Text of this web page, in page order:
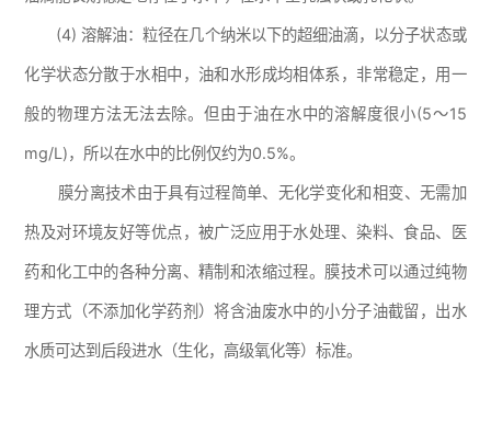
(4) 溶解油：粒径在几个纳米以下的超细油滴，以分子状态或
化学状态分散于水相中，油和水形成均相体系，非常稳定，用一
般的物理方法无法去除。但由于油在水中的溶解度很小(5～15
mg/L)，所以在水中的比例仅约为0.5%。
膜分离技术由于具有过程简单、无化学变化和相变、无需加
热及对环境友好等优点，被广泛应用于水处理、染料、食品、医
药和化工中的各种分离、精制和浓缩过程。膜技术可以通过纯物
理方式（不添加化学药剂）将含油废水中的小分子油截留，出水
水质可达到后段进水（生化，高级氧化等）标准。